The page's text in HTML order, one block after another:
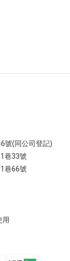
號(同公司登記)
巷33號
巷66號
用